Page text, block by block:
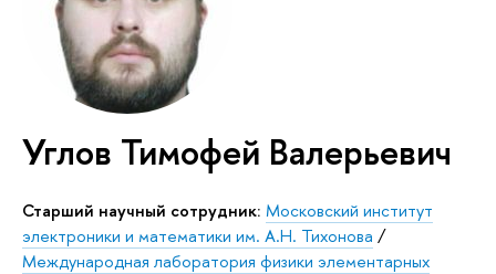
Углов Тимофей Валерьевич
Старший научный сотрудник: Московский институт
электроники и математики им. А.Н. Тихонова /
Международная лаборатория физики элементарных